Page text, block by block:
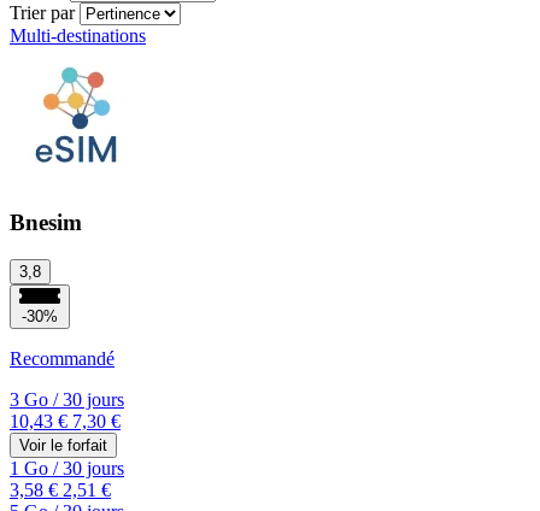
Trier par
Multi-destinations
Bnesim
3,8
-30%
Recommandé
3 Go /30 jours
10,43 € 7,30 €
Voir le forfait
1 Go /30 jours
3,58 € 2,51 €